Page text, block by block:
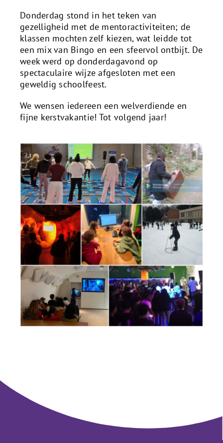
Donderdag stond in het teken van
gezelligheid met de mentoractiviteiten; de
klassen mochten zelf kiezen, wat leidde tot
een mix van Bingo en een sfeervol ontbijt. De
week werd op donderdagavond op
spectaculaire wijze afgesloten met een
geweldig schoolfeest.
We wensen iedereen een welverdiende en
fijne kerstvakantie! Tot volgend jaar!